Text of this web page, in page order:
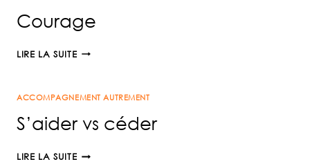
Courage
LIRE LA SUITECOURAGE
ACCOMPAGNEMENT AUTREMENT
S’aider vs céder
LIRE LA SUITES’AIDER